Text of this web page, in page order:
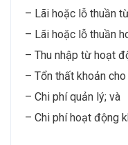
– Lãi hoặc lỗ thuần
– Lãi hoặc lỗ thuần
– Thu nhập từ hoạt
– Tổn thất khoản
– Chi phí quản lý; và
– Chi phí hoạt động